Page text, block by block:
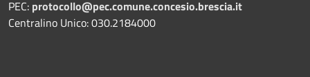
PEC: protocollo@pec.comune.concesio.brescia.it
Centralino Unico: 030.2184000